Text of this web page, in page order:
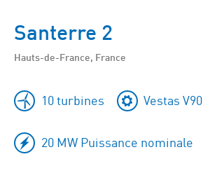
Santerre 2
Hauts-de-France, France
10 turbines Vestas V90
20 MW Puissance nominale